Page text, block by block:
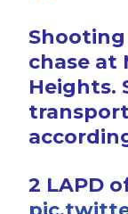
chase at
Heights.
2 LAPD